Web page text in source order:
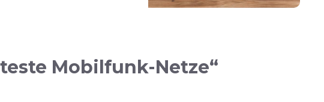
Mobilfunk-Netze“